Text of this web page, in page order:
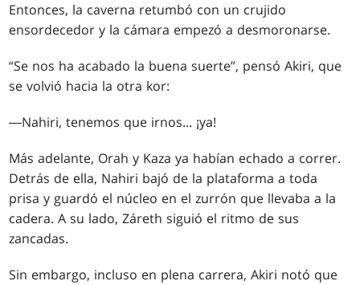
Entonces, la caverna retumbó con un crujido
ensordecedor y la cámara empezó a desmoronarse.
“Se nos ha acabado la buena suerte”, pensó Akiri, que
se volvió hacia la otra kor:
―Nahiri, tenemos que irnos... ¡ya!
Más adelante, Orah y Kaza ya habían echado a correr.
Detrás de ella, Nahiri bajó de la plataforma a toda
prisa y guardó el núcleo en el zurrón que llevaba a la
cadera. A su lado, Záreth siguió el ritmo de sus
zancadas.
Sin embargo, incluso en plena carrera, Akiri notó que